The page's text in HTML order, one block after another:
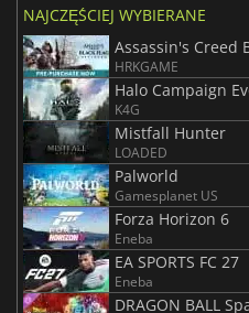
NAJCZĘŚCIEJ WYBIERANE
Assassin's Creed
HRKGAME
Halo Campaign
K4G
Mistfall Hunter
LOADED
Palworld
Gamesplanet US
Forza Horizon 6
Eneba
EA SPORTS FC 27
Eneba